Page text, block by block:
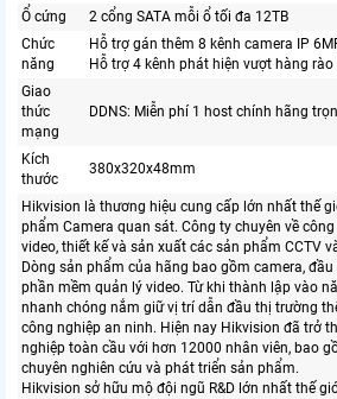
Ổ cứng
2 cổng SATA mỗi ổ tối đa 12TB
Chức
năng
Hỗ trợ gán thêm 8 kênh camera IP
Hỗ trợ 4 kênh phát hiện vượt hàng
Giao
thức
mạng
DDNS: Miễn phí 1 host chính hãng
Kích
thước
380x320x48mm
Hikvision là thương hiệu cung cấp lớn nhất thế
phẩm Camera quan sát. Công ty chuyên về
video, thiết kế và sản xuất các sản phẩm CCTV
Dòng sản phẩm của hãng bao gồm camera,
phần mềm quản lý video. Từ khi thành lập vào
nhanh chóng nắm giữ vị trí dẫn đầu thị trường
công nghiệp an ninh. Hiện nay Hikvision đã trở
nghiệp toàn cầu với hơn 12000 nhân viên, bao
chuyên nghiên cứu và phát triển sản phẩm.
Hikvision sở hữu mộ đội ngũ R&D lớn nhất thế